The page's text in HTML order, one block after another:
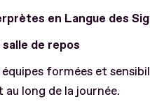
en Langue des
salle de repos
équipes formées et
au long de la journée.